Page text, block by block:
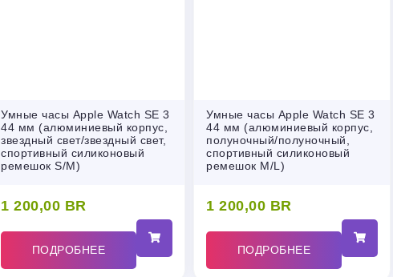
Умные часы Apple Watch SE 3
44 мм (алюминиевый корпус,
звездный свет/звездный свет,
спортивный силиконовый
ремешок S/M)
1 200,00 BR
ПОДРОБНЕЕ
Умные часы Apple Watch SE 3
44 мм (алюминиевый корпус,
полуночный/полуночный,
спортивный силиконовый
ремешок M/L)
1 200,00 BR
ПОДРОБНЕЕ